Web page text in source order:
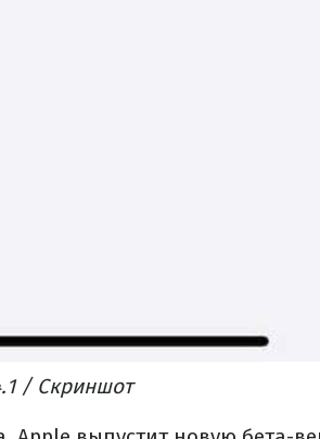
/ Скриншот